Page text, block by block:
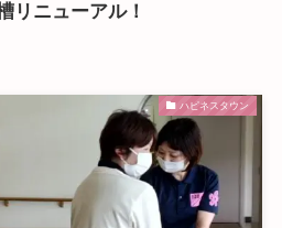
リニューアル！
ハピネスタウン